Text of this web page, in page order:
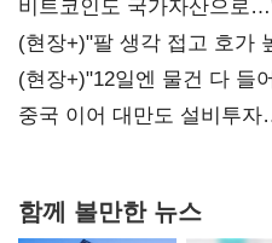
비트코인도 국가자산으로
숙제
(현장+)"팔 생각 접고 호가
20억 키맞추기
(현장+)"12일엔 물건 다 들
연 홈플러스
중국 이어 대만도 설비투자
함께 볼만한 뉴스